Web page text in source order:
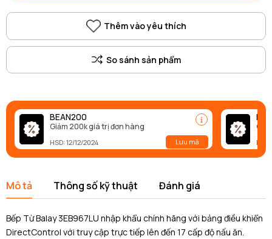
Thêm vào yêu thích
BEAN200
Giảm 200k giá trị đơn hàng
HSD: 12/12/2024 Lưu mã
Mô tả Thông số kỹ thuật Đánh giá
Bếp Từ Balay 3EB967LU nhập khẩu chính hãng với bảng điều khiển
DirectControl với truy cập trực tiếp lên đến 17 cấp độ nấu ăn.